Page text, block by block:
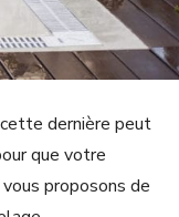
dernière peut
que votre
proposons de